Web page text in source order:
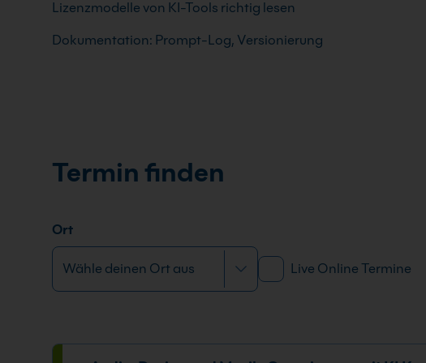
Lizenzmodelle von KI-Tools richtig lesen
Dokumentation: Prompt-Log, Versionierung
Termin finden
Ort
Live Online Termine